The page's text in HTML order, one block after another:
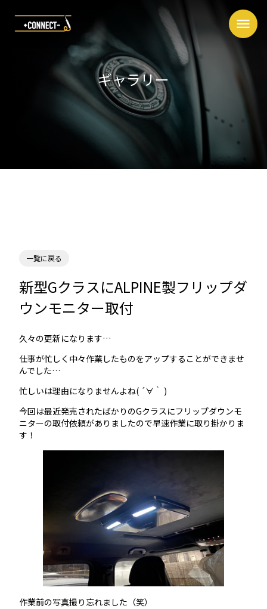
menu
ギャラリー
一覧に戻る
新型GクラスにALPINE製フリップダ
ウンモニター取付
久々の更新になります…
仕事が忙しく中々作業したものをアップすることができませ
んでした…
忙しいは理由になりませんよね( ´∀｀ )
今回は最近発売されたばかりのGクラスにフリップダウンモ
ニターの取付依頼がありましたので早速作業に取り掛かりま
す！
作業前の写真撮り忘れました（笑）